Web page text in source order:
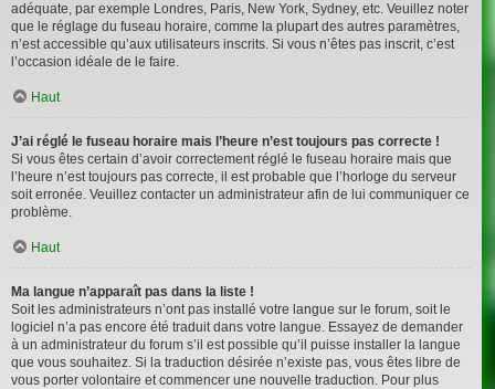
adéquate, par exemple Londres, Paris, New York, Sydney, etc. Veuillez noter
que le réglage du fuseau horaire, comme la plupart des autres paramètres,
n’est accessible qu’aux utilisateurs inscrits. Si vous n’êtes pas inscrit, c’est
l’occasion idéale de le faire.
Haut
J’ai réglé le fuseau horaire mais l’heure n’est toujours pas correcte !
Si vous êtes certain d’avoir correctement réglé le fuseau horaire mais que
l’heure n’est toujours pas correcte, il est probable que l’horloge du serveur
soit erronée. Veuillez contacter un administrateur afin de lui communiquer ce
problème.
Haut
Ma langue n’apparaît pas dans la liste !
Soit les administrateurs n’ont pas installé votre langue sur le forum, soit le
logiciel n’a pas encore été traduit dans votre langue. Essayez de demander
à un administrateur du forum s’il est possible qu’il puisse installer la langue
que vous souhaitez. Si la traduction désirée n’existe pas, vous êtes libre de
vous porter volontaire et commencer une nouvelle traduction. Pour plus